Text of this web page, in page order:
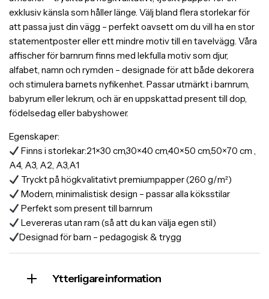
exklusiv känsla som håller länge. Välj bland flera storlekar för
att passa just din vägg – perfekt oavsett om du vill ha en stor
statementposter eller ett mindre motiv till en tavelvägg. Våra
affischer för barnrum finns med lekfulla motiv som djur,
alfabet, namn och rymden – designade för att både dekorera
och stimulera barnets nyfikenhet. Passar utmärkt i barnrum,
babyrum eller lekrum, och är en uppskattad present till dop,
födelsedag eller babyshower.
Egenskaper:
Finns i storlekar:21×30 cm,30×40 cm,40×50 cm,50×70 cm ,
A4, A3, A2, A3,A1
Tryckt på högkvalitativt premiumpapper (260 g/m²)
Modern, minimalistisk design – passar alla köksstilar
Perfekt som present till barnrum
Levereras utan ram (så att du kan välja egen stil)
Designad för barn – pedagogisk & trygg
Ytterligare information